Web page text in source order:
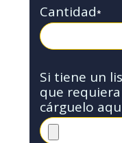
Cantidad*
Si tiene un
que
cárguelo